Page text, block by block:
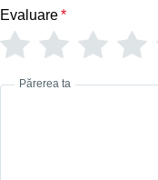
Evaluare*
Părerea ta